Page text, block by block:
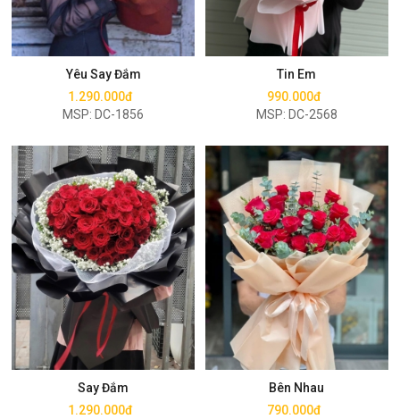
Yêu Say Đắm
1.290.000đ
MSP: DC-1856
Mua ngay
Tin Em
990.000đ
MSP: DC-2568
Mua ngay
Say Đắm
1.290.000đ
Mua ngay
Bên Nhau
790.000đ
Mua ngay